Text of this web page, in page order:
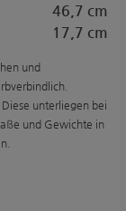
46,7 cm
17,7 cm
und
unterliegen bei
und Gewichte in